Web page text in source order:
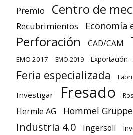
Premio Centro de
Recubrimientos Economía
Perforación CAD/CAM
EMO 2017 EMO 2019 Exportación
Feria especializada
Investigar Fresado
Hermle AG Hommel Gruppe
Industria 4.0 Ingersoll